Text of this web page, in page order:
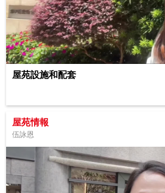
屋苑設施和配套
屋苑情報
伍詠恩